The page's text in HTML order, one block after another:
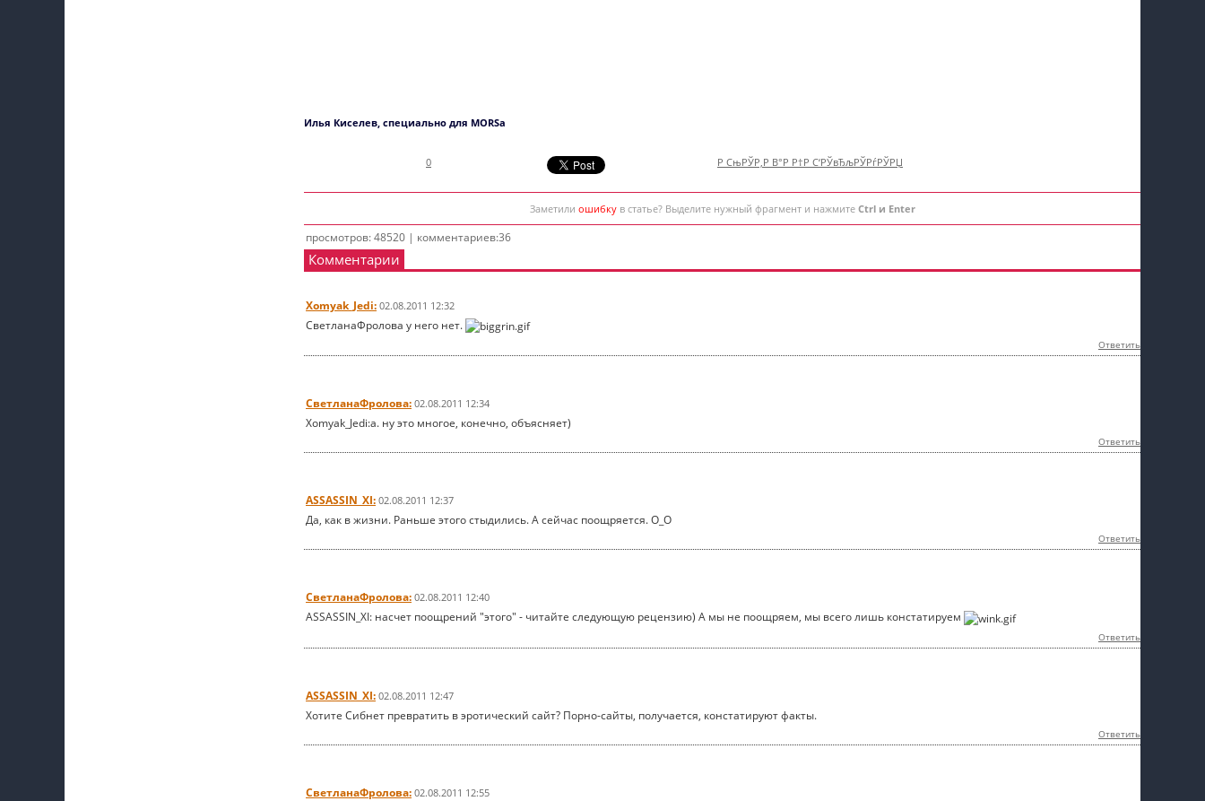
Илья Киселев, специально для MORSa
0 Р СњРЎР‚Р В°Р Р†Р С‘РЎвЂљРЎРѓРЎРЏ
Заметили ошибкув статье? Выделите нужный фрагмент и нажмите Ctrl и Enter
просмотров: 48520 | комментариев:36
Комментарии
Xomyak_Jedi: 02.08.2011 12:32
СветланаФролова у него нет.
Ответить
СветланаФролова: 02.08.2011 12:34
Xomyak_Jedi:а. ну это многое, конечно, объясняет)
Ответить
ASSASSIN_XI: 02.08.2011 12:37
Да, как в жизни. Раньше этого стыдились. А сейчас поощряется. О_О
Ответить
СветланаФролова: 02.08.2011 12:40
ASSASSIN_XI: насчет поощрений "этого" - читайте следующую рецензию) А мы не поощряем, мы всего лишь констатируем
Ответить
ASSASSIN_XI: 02.08.2011 12:47
Хотите Сибнет превратить в эротический сайт? Порно-сайты, получается, констатируют факты.
Ответить
СветланаФролова: 02.08.2011 12:55